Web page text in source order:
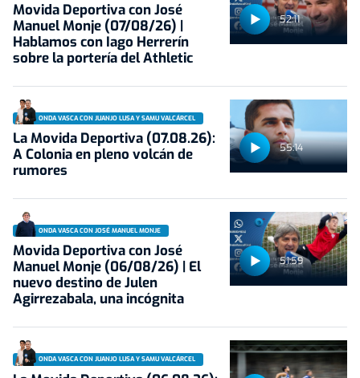
52:11
Movida Deportiva con José
Manuel Monje (07/08/26) |
Hablamos con Iago Herrerín
sobre la portería del Athletic
55:14
ONDA VASCA CON JUANJO LUSA Y SAMU VALCÁRCEL
La Movida Deportiva (07.08.26):
A Colonia en pleno volcán de
rumores
51:59
ONDA VASCA CON JOSÉ MANUEL MONJE
Movida Deportiva con José
Manuel Monje (06/08/26) | El
nuevo destino de Julen
Agirrezabala, una incógnita
ONDA VASCA CON JUANJO LUSA Y SAMU VALCÁRCEL